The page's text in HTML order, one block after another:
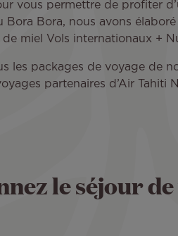
vous permettre de profiter
Bora Bora, nous avons
miel Vols internationaux +
les packages de voyage de
partenaires d’Air Tahiti
le séjour de